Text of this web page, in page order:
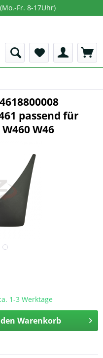
Fr. 8-17Uhr)
passend für
W46
1-3 Werktage
Warenkorb